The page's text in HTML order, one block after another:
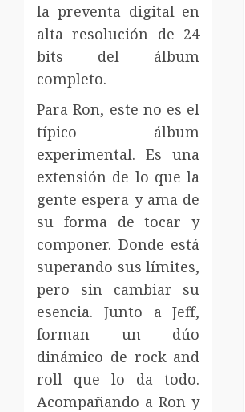
la preventa digital en
alta resolución de 24
bits del álbum
completo.
Para Ron, este no es el
típico álbum
experimental. Es una
extensión de lo que la
gente espera y ama de
su forma de tocar y
componer. Donde está
superando sus límites,
pero sin cambiar su
esencia. Junto a Jeff,
forman un dúo
dinámico de rock and
roll que lo da todo.
Acompañando a Ron y